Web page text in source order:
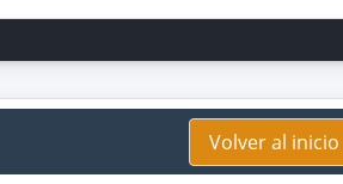
Volver al inicio